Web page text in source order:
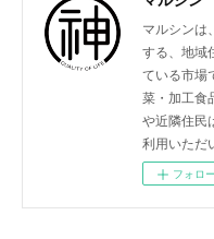
マルシンは
する、地域
ている市場
菜・加工食
や近隣住民
利用いただ
フォロー